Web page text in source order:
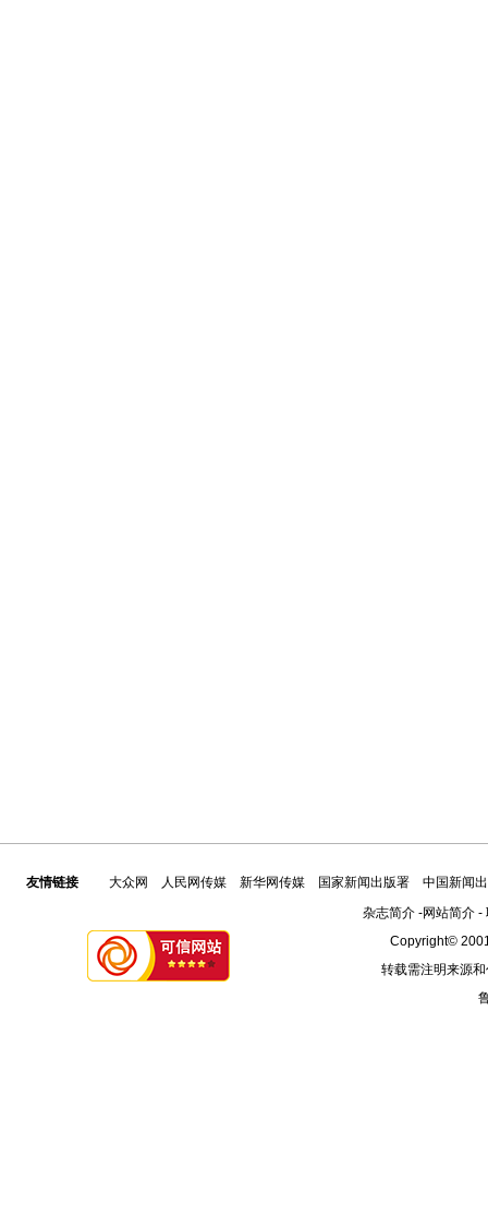
友情链接 大众网 人民网传媒 新华网传媒 国家新闻出版署
中国新闻
杂志简介-网站简介-
Copyright©
转载需注明来源